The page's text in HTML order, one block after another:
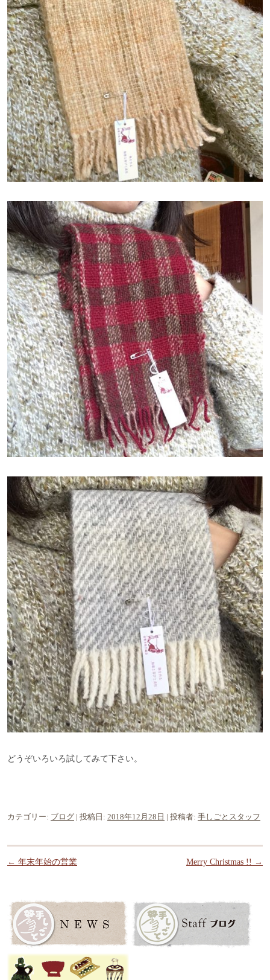
どうぞいろいろ試してみて下さい。
カテゴリー: ブログ | 投稿日: 2018年12月28日 | 投稿者: 手しごとスタッフ
投稿ナビゲーション
← 年末年始の営業 Merry Christmas !! →